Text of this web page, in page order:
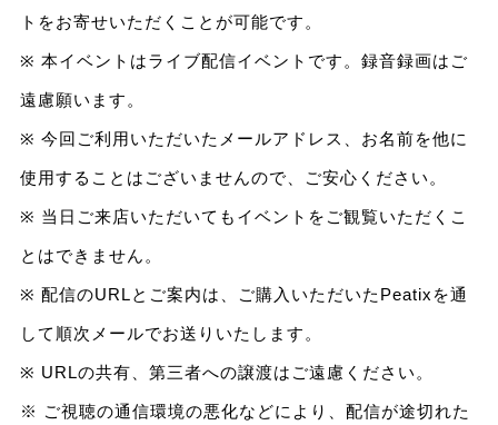
トをお寄せいただくことが可能です。
※ 本イベントはライブ配信イベントです。録音録画はご
遠慮願います。
※ 今回ご利用いただいたメールアドレス、お名前を他に
使用することはございませんので、ご安心ください。
※ 当日ご来店いただいてもイベントをご観覧いただくこ
とはできません。
※ 配信のURLとご案内は、ご購入いただいたPeatixを通
して順次メールでお送りいたします。
※ URLの共有、第三者への譲渡はご遠慮ください。
※ ご視聴の通信環境の悪化などにより、配信が途切れた